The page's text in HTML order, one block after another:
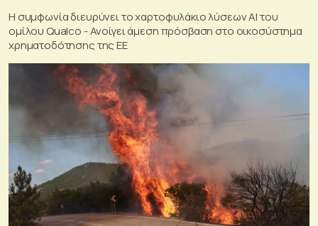
Η συμφωνία διευρύνει το χαρτοφυλάκιο λύσεων ΑΙ του
ομίλου Qualco - Ανοίγει άμεση πρόσβαση στο οικοσύστημα
χρηματοδότησης της ΕΕ